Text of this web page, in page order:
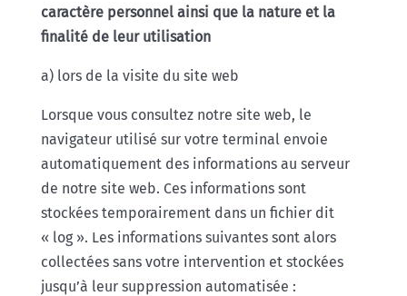
caractère personnel ainsi que la nature et la
finalité de leur utilisation
a) lors de la visite du site web
Lorsque vous consultez notre site web, le
navigateur utilisé sur votre terminal envoie
automatiquement des informations au serveur
de notre site web. Ces informations sont
stockées temporairement dans un fichier dit
« log ». Les informations suivantes sont alors
collectées sans votre intervention et stockées
jusqu’à leur suppression automatisée :